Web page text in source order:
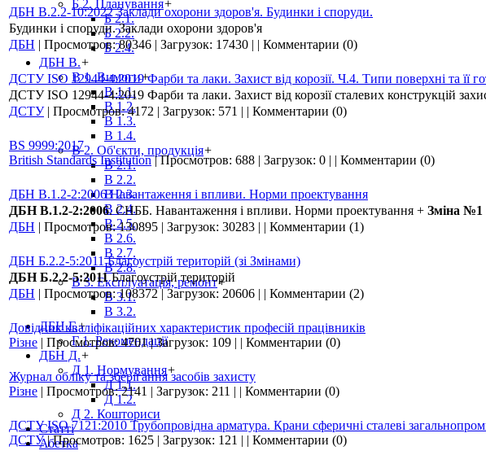
Б 2. Планування+
Б 2.1.
Б 2.2.
Б 2.4.
ДБН В.+
В 1. Вимоги+
В 1.1.
В 1.2.
В 1.3.
В 1.4.
В 2. Об'єкти, продукція+
В 2.1.
В 2.2.
В 2.3.
В 2.4.
В 2.5.
В 2.6.
В 2.7.
В 2.8.
В 3. Експлуатація, ремонт+
В 3.1.
В 3.2.
ДБН Г.+
Г 1. Рекомендації
ДБН Д.+
Д 1. Нормування+
Д 1.1.
Д 1.2.
Д 2. Кошториси
Статті
Абетка
ДБН В.2.2-10:2022 Заклади охорони здоров'я. Будинки і споруди.
Будинки і споруди. Заклади охорони здоров'я
ДБН | Просмотров: 80346 | Загрузок: 17430 | | Комментарии (0)
ДСТУ ISO 12944-4:2019 Фарби та лаки. Захист від корозії. Ч.4. Типи поверхні та її
ДСТУ ISO 12944-4:2019 Фарби та лаки. Захист від корозії сталевих конструкцій
ДСТУ| Просмотров: 4172 | Загрузок: 571 | | Комментарии (0)
BS 9999:2017
British Standards Institution|Просмотров: 688 | Загрузок: 0 | | Комментарии (0)
ДБН В.1.2-2:2006 Навантаження і впливи. Норми проектування
ДБН В.1.2-2:2006. СНББ. Навантаження і впливи. Норми проектування + Зміна №1
ДБН | Просмотров: 130895 | Загрузок: 30283 | | Комментарии (1)
ДБН Б.2.2-5:2011 Благоустрій територій (зі Змінами)
ДБН Б.2.2-5:2011Благоустрій територій
ДБН | Просмотров: 108372 | Загрузок: 20606 | | Комментарии (2)
Довідник кваліфікаційних характеристик професій працівників
Різне | Просмотров: 4701|Загрузок: 109 | | Комментарии (0)
Журнал обліку та зберігання засобів захисту
Різне | Просмотров: 2141 | Загрузок: 211 | | Комментарии (0)
ДСТУ ISO 7121:2010 Трубопровідна арматура. Крани сферичні сталеві
ДСТУ|Просмотров: 1625 | Загрузок: 121 | | Комментарии (0)